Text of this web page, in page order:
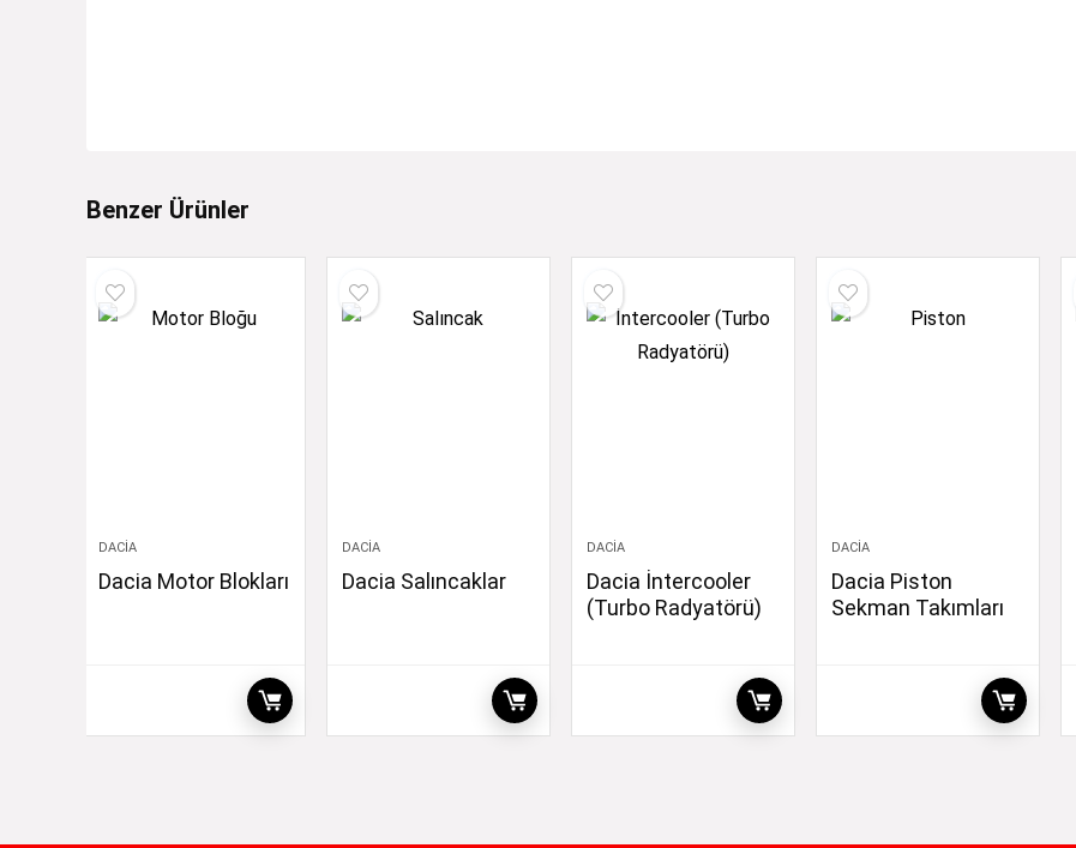
Benzer Ürünler
DACIA
Dacia Motor Blokları
DACIA
Dacia Salıncaklar
DACIA
Dacia İntercooler
(Turbo Radyatörü)
DACIA
Dacia Piston
Sekman Takımları